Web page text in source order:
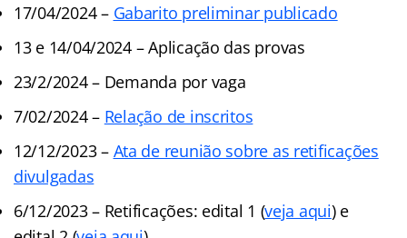
17/04/2024 – Gabarito preliminar publicado
13 e 14/04/2024 – Aplicação das provas
23/2/2024 – Demanda por vaga
7/02/2024 – Relação de inscritos
12/12/2023 – Ata de reunião sobre as retificações
divulgadas
6/12/2023 – Retificações: edital 1 (veja aqui) e